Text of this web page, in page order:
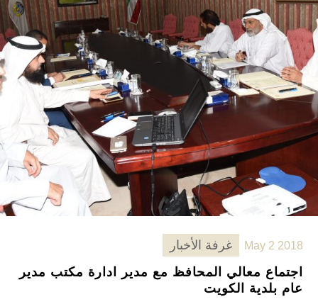
May 2 2018
غرفة الأخبار
اجتماع معالي المحافظ مع مدير ادارة مكتب مدير
عام بلدية الكويت